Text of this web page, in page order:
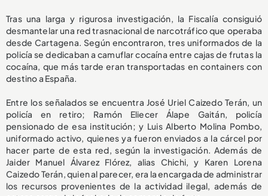
Tras una larga y rigurosa investigación, la Fiscalía consiguió
desmantelar una red trasnacional de narcotráfico que operaba
desde Cartagena. Según encontraron, tres uniformados de la
policía se dedicaban a camuflar cocaína entre cajas de frutas la
cocaína, que más tarde eran transportadas en containers con
destino a España.
Entre los señalados se encuentra José Uriel Caizedo Terán, un
policía en retiro; Ramón Eliecer Álape Gaitán, policía
pensionado de esa institución; y Luis Alberto Molina Pombo,
uniformado activo, quienes ya fueron enviados a la cárcel por
hacer parte de esta red, según la investigación. Además de
Jaider Manuel Álvarez Flórez, alias Chichi, y Karen Lorena
Caizedo Terán, quien al parecer, era la encargada de administrar
los recursos provenientes de la actividad ilegal, además de